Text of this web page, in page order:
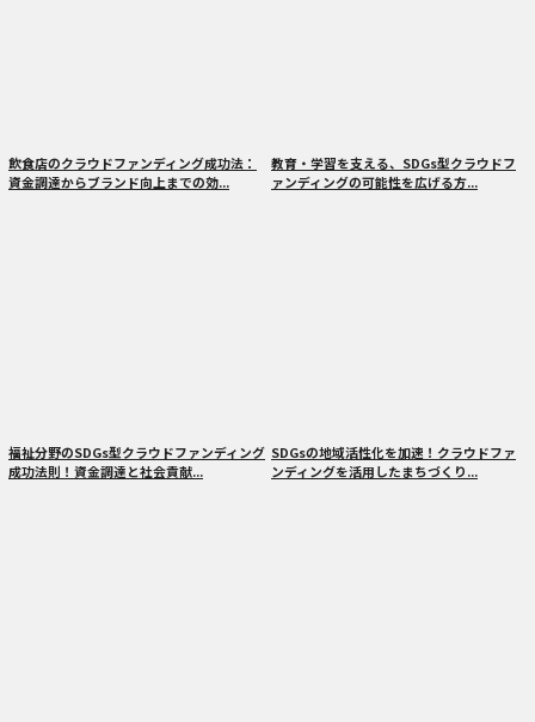
飲食店のクラウドファンディング成功法：
資金調達からブランド向上までの効...
教育・学習を支える、SDGs型クラウドフ
ァンディングの可能性を広げる方...
福祉分野のSDGs型クラウドファンディング
成功法則！資金調達と社会貢献...
SDGsの地域活性化を加速！クラウドファ
ンディングを活用したまちづくり...